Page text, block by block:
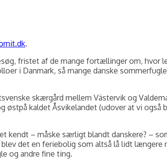
.
fristet af de mange fortællinger om, hvor
i Danmark, så mange danske
skærgård mellem Västervik og
kaldet Åsvikelandet (udover at vi
– måske særligt blandt danskere? –
det en feriebolig som altså lå lidt længere
og andre fine ting.